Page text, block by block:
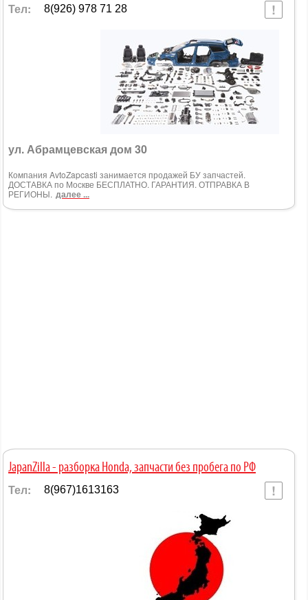
Тел: 8(926) 978 71 28
ул. Абрамцевская дом 30
Компания AvtoZapcasti занимается продажей БУ запчастей.
ДОСТАВКА по Москве БЕСПЛАТНО. ГАРАНТИЯ. ОТПРАВКА В
РЕГИОНЫ. далее ...
JapanZilla - разборка Honda, запчасти без пробега по РФ
Тел: 8(967)1613163